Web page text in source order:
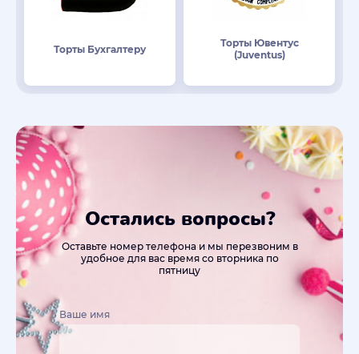
Торты Бухгалтеру
Торты Ювентус
(Juventus)
Остались вопросы?
Оставьте номер телефона и мы перезвоним в
удобное для вас время со вторника по
пятницу
Ваше имя